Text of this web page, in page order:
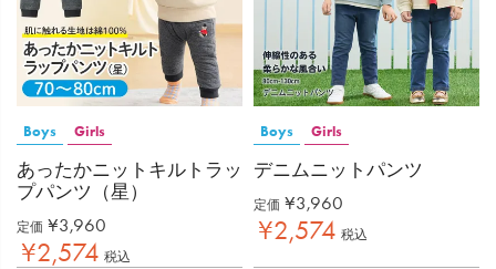
Boys Girls
あったかニットキルトラッ
プパンツ（星）
定価 ¥3,960
¥2,574 税込
Boys Girls
デニムニットパンツ
定価 ¥3,960
¥2,574 税込